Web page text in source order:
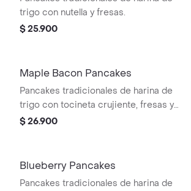
trigo con nutella y fresas.
$ 25.900
Maple Bacon Pancakes
Pancakes tradicionales de harina de
trigo con tocineta crujiente, fresas y
maple syrup.
$ 26.900
Blueberry Pancakes
Pancakes tradicionales de harina de